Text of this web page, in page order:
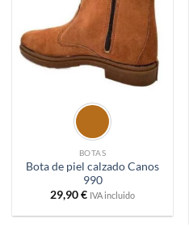
BOTAS
Bota de piel calzado Canos
990
29,90€ IVA incluido